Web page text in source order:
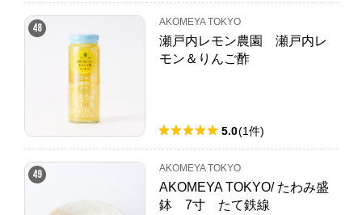
48 AKOMEYA TOKYO
瀬戸内レモン農園 瀬戸内レ
モン＆りんご酢
5.0(1件)
49 AKOMEYA TOKYO
AKOMEYA TOKYO/ たわみ盛
鉢 7寸 たて鉄線